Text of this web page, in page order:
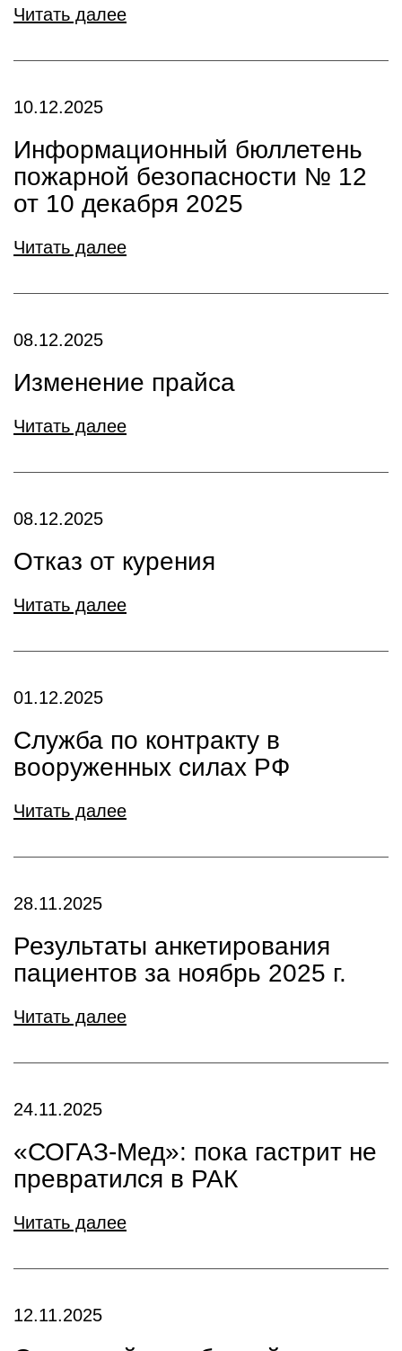
Читать далее
10.12.2025
Информационный бюллетень
пожарной безопасности № 12
от 10 декабря 2025
Читать далее
08.12.2025
Изменение прайса
Читать далее
08.12.2025
Отказ от курения
Читать далее
01.12.2025
Служба по контракту в
вооруженных силах РФ
Читать далее
28.11.2025
Результаты анкетирования
пациентов за ноябрь 2025 г.
Читать далее
24.11.2025
«СОГАЗ-Мед»: пока гастрит не
превратился в РАК
Читать далее
12.11.2025